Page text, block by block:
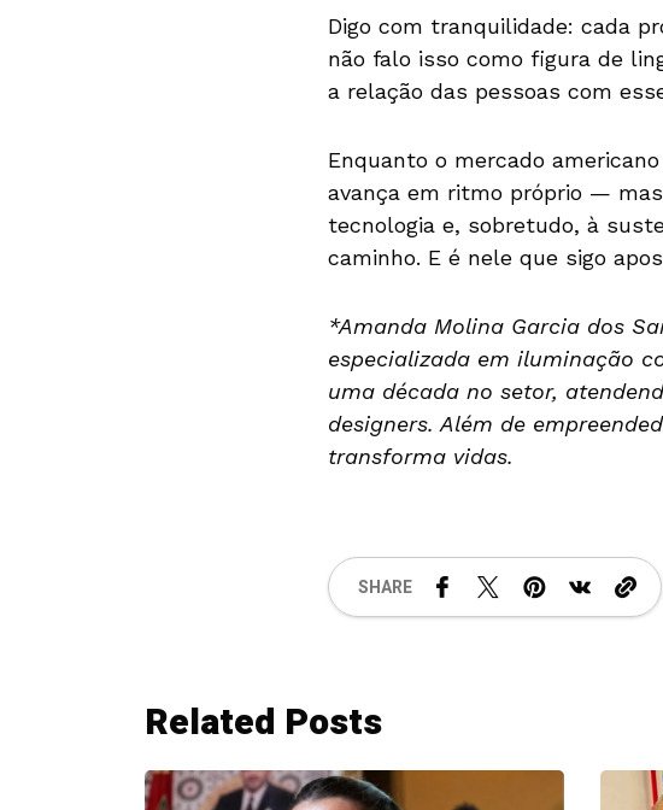
Digo com tranquilidade: cada
não falo isso como figura de
a relação das pessoas com
Enquanto o mercado
avança em ritmo próprio —
tecnologia e, sobretudo, à
caminho. E é nele que sigo
*Amanda Molina Garcia dos
especializada em iluminação
uma década no setor,
designers. Além de
transforma vidas.
SHARE
Related Posts